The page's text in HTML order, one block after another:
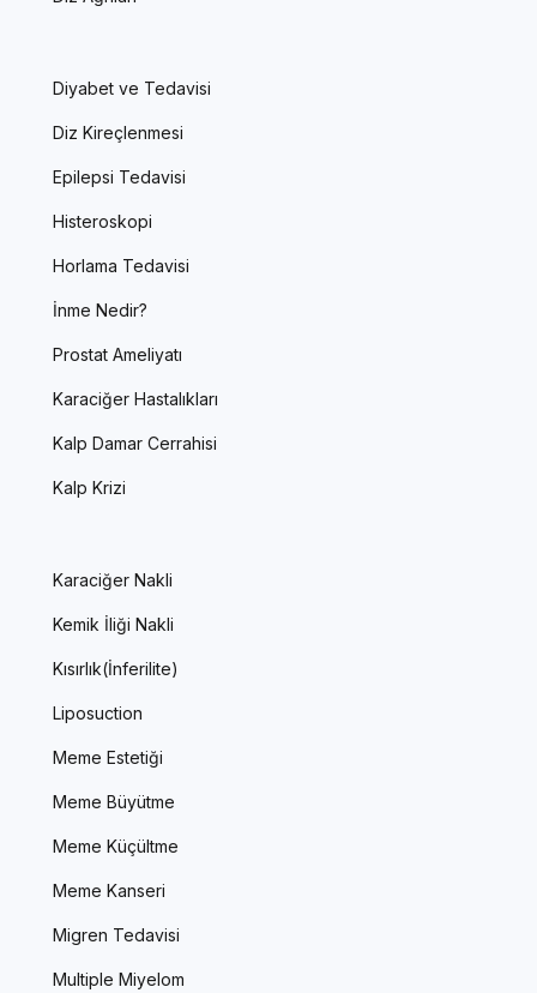
Diyabet ve Tedavisi
Diz Kireçlenmesi
Epilepsi Tedavisi
Histeroskopi
Horlama Tedavisi
İnme Nedir?
Prostat Ameliyatı
Karaciğer Hastalıkları
Kalp Damar Cerrahisi
Kalp Krizi
Karaciğer Nakli
Kemik İliği Nakli
Kısırlık(İnferilite)
Liposuction
Meme Estetiği
Meme Büyütme
Meme Küçültme
Meme Kanseri
Migren Tedavisi
Multiple Miyelom